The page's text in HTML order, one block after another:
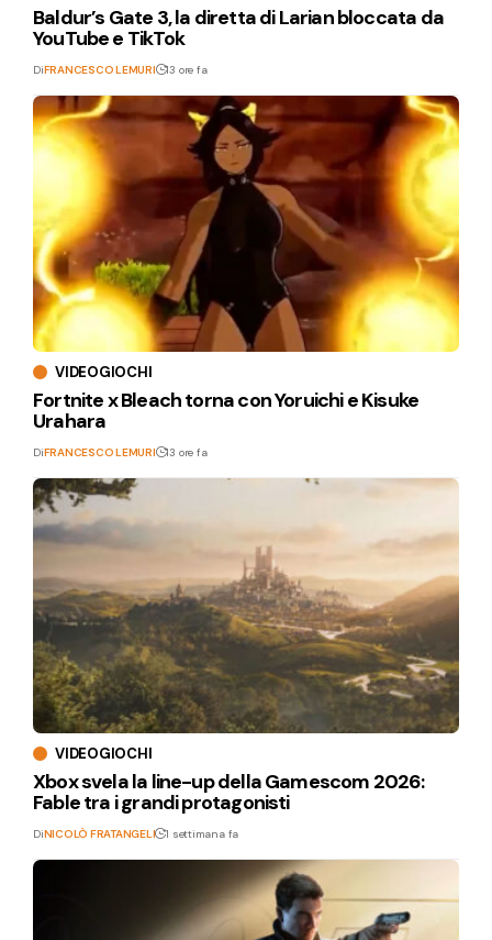
Baldur’s Gate 3, la diretta di Larian bloccata da
YouTube e TikTok
DiFRANCESCO LEMURI 13 ore fa
VIDEOGIOCHI
Fortnite x Bleach torna con Yoruichi e Kisuke
Urahara
DiFRANCESCO LEMURI 13 ore fa
VIDEOGIOCHI
Xbox svela la line-up della Gamescom 2026:
Fable tra i grandi protagonisti
DiNICOLÒ FRATANGELI 1 settimana fa